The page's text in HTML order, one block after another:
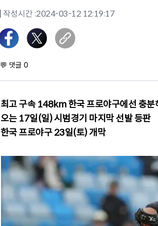
| 작성시간 :2024-03-12 12:19:17
💬 댓글 0
최고 구속 148km 한국 프로야구에선 충분
오는 17일(일) 시범경기 마지막 선발 등판
한국 프로야구 23일(토) 개막